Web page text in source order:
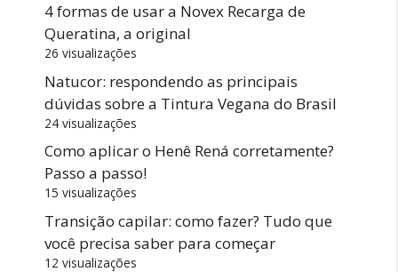
4 formas de usar a Novex Recarga de
Queratina, a original
26 visualizações
Natucor: respondendo as principais
dúvidas sobre a Tintura Vegana do Brasil
24 visualizações
Como aplicar o Henê Rená corretamente?
Passo a passo!
15 visualizações
Transição capilar: como fazer? Tudo que
você precisa saber para começar
12 visualizações